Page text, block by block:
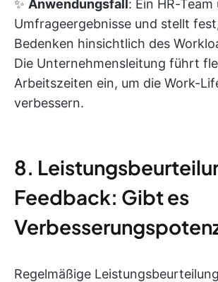
✨ Anwendungsfall : Ein HR-
Umfrageergebnisse und stellt
Bedenken hinsichtlich des
Die Unternehmensleitung führt
Arbeitszeiten ein, um die Work-
verbessern.
8.
Feedback: Gibt es
Regelmäßige